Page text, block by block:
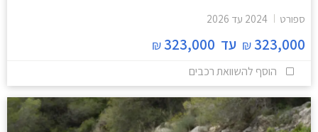
ספורט 2024 עד 2026
323,000
₪ עד 323,000
₪
הוסף להשוואת רכבים